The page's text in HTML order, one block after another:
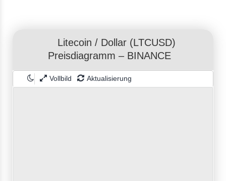
Litecoin / Dollar (LTCUSD)
Preisdiagramm – BINANCE
Vollbild Aktualisierung